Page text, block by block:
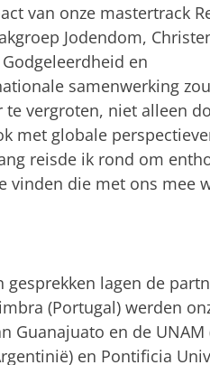
van onze mastertrack
Jodendom,
en
samenwerking
vergroten, niet alleen
met globale
reisde ik rond om
vinden die met ons mee
gesprekken lagen de
(Portugal) werden
Guanajuato en de UNAM
en Pontificia